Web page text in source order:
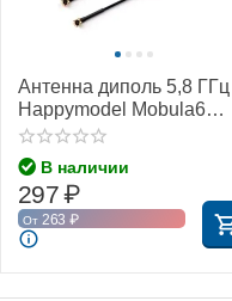
Антенна диполь 5,8 ГГц
Happymodel Mobula6
2024 / Mobula7 / Mobula8
В наличии
297₽
От 263 ₽